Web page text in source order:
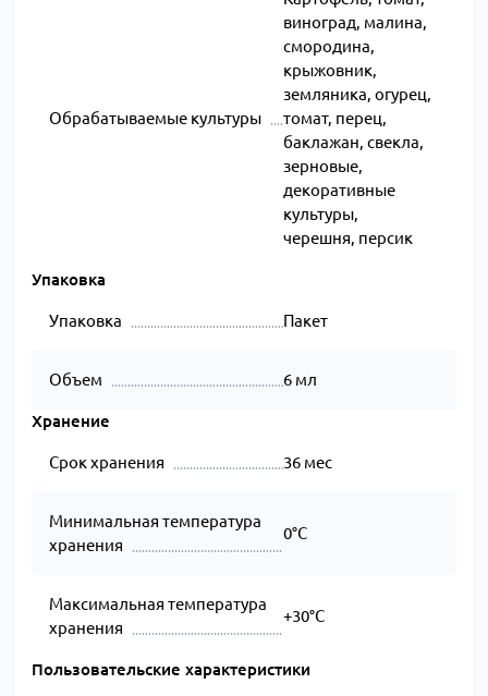
Обрабатываемые культуры
виноград, малина,
смородина,
крыжовник,
земляника, огурец,
томат, перец,
баклажан, свекла,
зерновые,
декоративные
культуры,
черешня, персик
Упаковка
Упаковка Пакет
Объем 6 мл
Хранение
Срок хранения 36 мес
Минимальная температура
хранения
0°C
Максимальная температура
хранения
+30°C
Пользовательские характеристики